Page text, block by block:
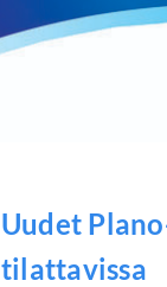
Uudet
tilattavissa